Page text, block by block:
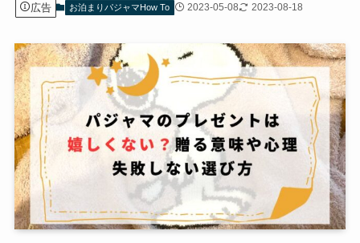
広告 お泊まりパジャマHow To 2023-05-08 2023-08-18